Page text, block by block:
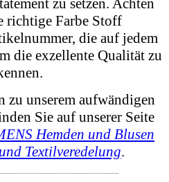
ist ein Kunstwerk, das
Design- und
Jedes einzelne Teil eines
bis zum Kragen – wird
Prozess stellt sicher,
ist und die
Designers vollständig zur
kommt.